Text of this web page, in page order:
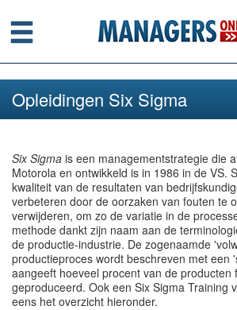
Menu
Opleidingen Six Sigma
Six Sigma is een managementstrategie die
Motorola en ontwikkeld is in 1986 in de VS.
kwaliteit van de resultaten van
verbeteren door de oorzaken van fouten te
verwijderen, om zo de variatie in de
methode dankt zijn naam aan de
de productie-industrie. De zogenaamde
productieproces wordt beschreven met een
aangeeft hoeveel procent van de producten
geproduceerd. Ook een Six Sigma Training
eens het overzicht hieronder.